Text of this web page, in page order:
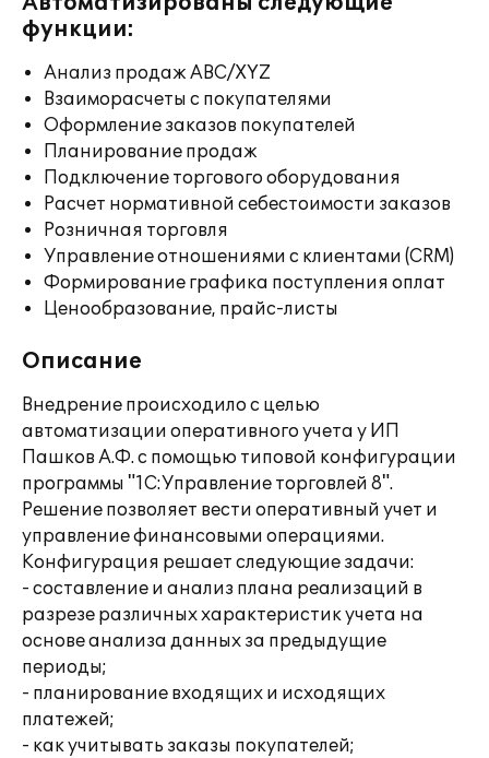
функции:
Анализ продаж ABC/XYZ
Взаиморасчеты с покупателями
Оформление заказов покупателей
Планирование продаж
Подключение торгового оборудования
Расчет нормативной себестоимости заказов
Розничная торговля
Управление отношениями с клиентами (CRM)
Формирование графика поступления оплат
Ценообразование, прайс-листы
Описание
Внедрение происходило с целью
автоматизации оперативного учета у ИП
Пашков А.Ф. с помощью типовой конфигурации
программы "1С:Управление торговлей 8".
Решение позволяет вести оперативный учет и
управление финансовыми операциями.
Конфигурация решает следующие задачи:
- составление и анализ плана реализаций в
разрезе различных характеристик учета на
основе анализа данных за предыдущие
периоды;
- планирование входящих и исходящих
платежей;
- как учитывать заказы покупателей;